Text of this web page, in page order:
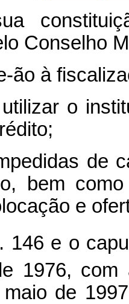
Conselho
ão à
o
de
bem
e
e o
1976,
de